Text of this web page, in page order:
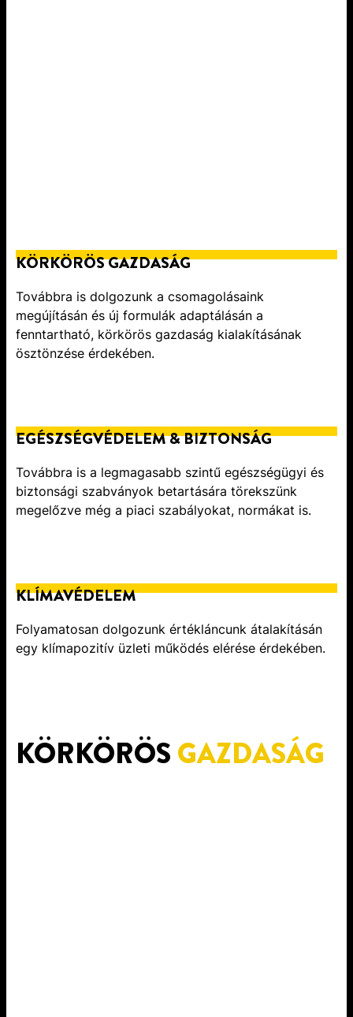
KÖRKÖRÖS GAZDASÁG
Továbbra is dolgozunk a csomagolásaink
megújításán és új formulák adaptálásán a
fenntartható, körkörös gazdaság kialakításának
ösztönzése érdekében.
EGÉSZSÉGVÉDELEM & BIZTONSÁG
Továbbra is a legmagasabb szintű egészségügyi és
biztonsági szabványok betartására törekszünk
megelőzve még a piaci szabályokat, normákat is.
KLÍMAVÉDELEM
Folyamatosan dolgozunk értékláncunk átalakításán
egy klímapozitív üzleti működés elérése érdekében.
KÖRKÖRÖSGAZDASÁG